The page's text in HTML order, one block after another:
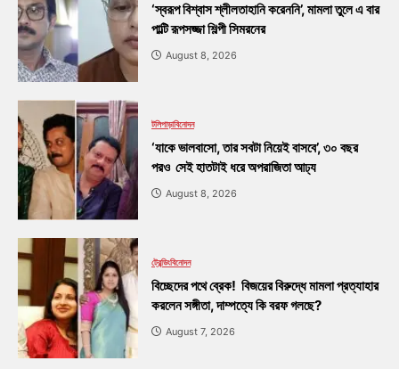
‘স্বরূপ বিশ্বাস শ্লীলতাহানি করেননি’, মামলা তুলে এ বার
পাল্টি রূপসজ্জা শিল্পী সিমরনের
August 8, 2026
টলিপাড়াবিনোদন
‘যাকে ভালবাসো, তার সবটা নিয়েই বাসবে’, ৩০ বছর
পরও সেই হাতটাই ধরে অপরাজিতা আঢ্য
August 8, 2026
ট্রেন্ডিংবিনোদন
বিচ্ছেদের পথে ব্রেক! বিজয়ের বিরুদ্ধে মামলা প্রত্যাহার
করলেন সঙ্গীতা, দাম্পত্যে কি বরফ গলছে?
August 7, 2026